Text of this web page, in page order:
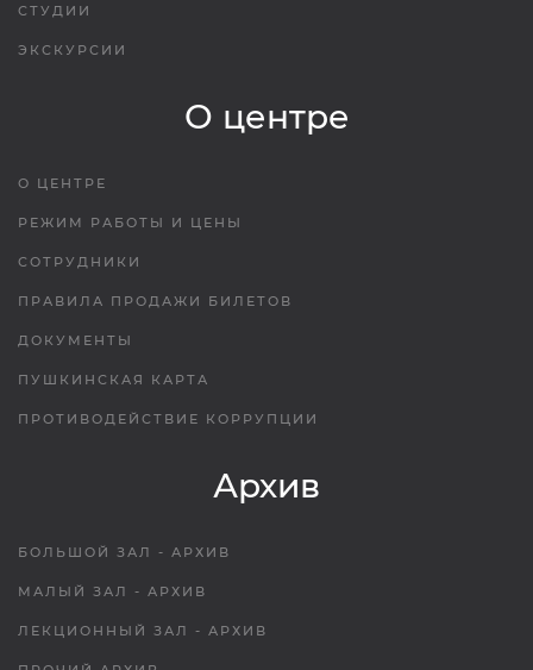
СТУДИИ
ЭКСКУРСИИ
О центре
О ЦЕНТРЕ
РЕЖИМ РАБОТЫ И ЦЕНЫ
СОТРУДНИКИ
ПРАВИЛА ПРОДАЖИ БИЛЕТОВ
ДОКУМЕНТЫ
ПУШКИНСКАЯ КАРТА
ПРОТИВОДЕЙСТВИЕ КОРРУПЦИИ
Архив
БОЛЬШОЙ ЗАЛ - АРХИВ
МАЛЫЙ ЗАЛ - АРХИВ
ЛЕКЦИОННЫЙ ЗАЛ - АРХИВ